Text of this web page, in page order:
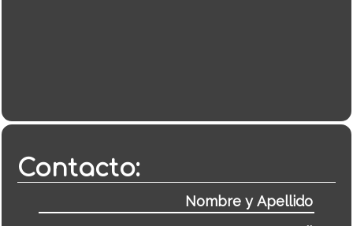
Contacto: